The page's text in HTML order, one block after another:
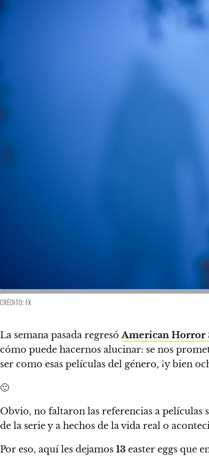
CRÉDITO: FX
La semana pasada regresóAmerican Horror
cómo puede hacernos alucinar: se nos
ser como esas películas del género, ¡y bien
🙂
Obvio, no faltaron las referencias a
de la serie y a hechos de la vida real o
Por eso, aquí les dejamos 13 easter eggs que